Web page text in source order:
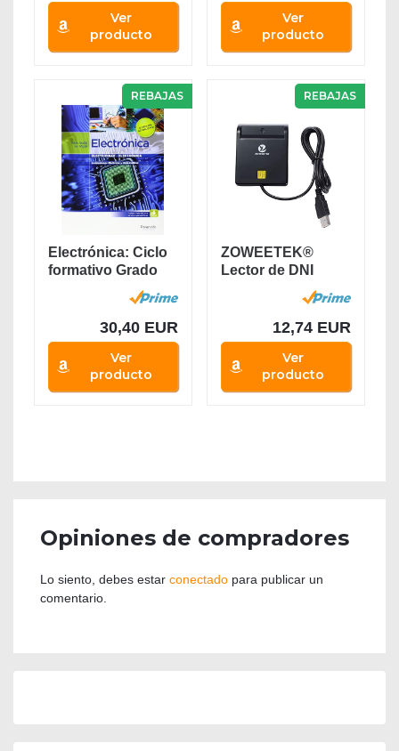
Ver
producto
Ver
producto
REBAJAS
Electrónica: Ciclo
formativo Grado
30,40 EUR
Ver
producto
REBAJAS
ZOWEETEK®
Lector de DNI
electrónico CAC...
12,74 EUR
Ver
producto
Opiniones de compradores
Lo siento, debes estar conectado para publicar un
comentario.